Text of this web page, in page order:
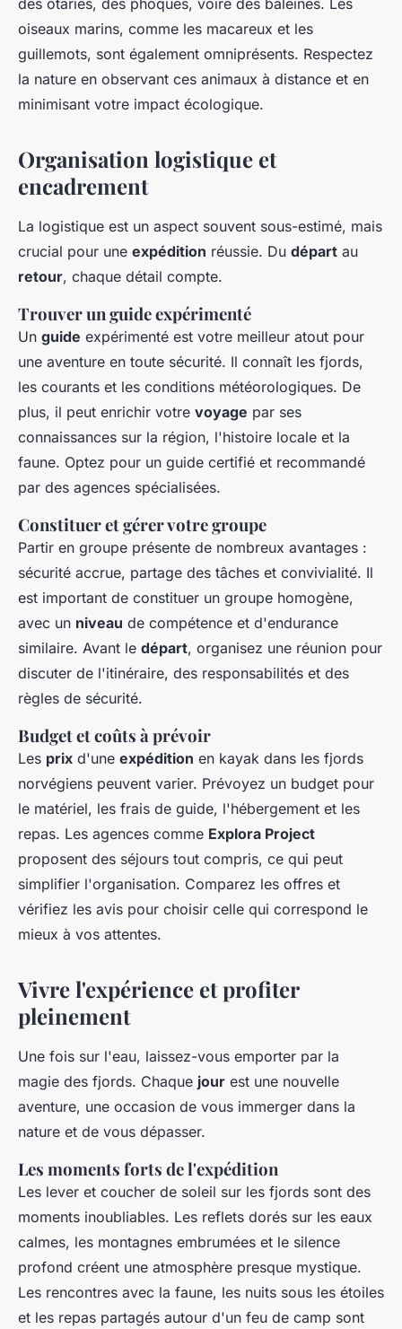
oiseaux marins, comme les macareux et les
guillemots, sont également omniprésents. Respectez
la nature en observant ces animaux à distance et en
minimisant votre impact écologique.
Organisation logistique et
encadrement
La logistique est un aspect souvent sous-estimé, mais
crucial pour une expédition réussie. Du départ au
retour, chaque détail compte.
Trouver un guide expérimenté
Un guide expérimenté est votre meilleur atout pour
une aventure en toute sécurité. Il connaît les fjords,
les courants et les conditions météorologiques. De
plus, il peut enrichir votre voyage par ses
connaissances sur la région, l'histoire locale et la
faune. Optez pour un guide certifié et recommandé
par des agences spécialisées.
Constituer et gérer votre groupe
Partir en groupe présente de nombreux avantages :
sécurité accrue, partage des tâches et convivialité. Il
est important de constituer un groupe homogène,
avec un niveau de compétence et d'endurance
similaire. Avant le départ, organisez une réunion pour
discuter de l'itinéraire, des responsabilités et des
règles de sécurité.
Budget et coûts à prévoir
Les prix d'une expédition en kayak dans les fjords
norvégiens peuvent varier. Prévoyez un budget pour
le matériel, les frais de guide, l'hébergement et les
repas. Les agences comme Explora Project
proposent des séjours tout compris, ce qui peut
simplifier l'organisation. Comparez les offres et
vérifiez les avis pour choisir celle qui correspond le
mieux à vos attentes.
Vivre l'expérience et profiter
pleinement
Une fois sur l'eau, laissez-vous emporter par la
magie des fjords. Chaque jour est une nouvelle
aventure, une occasion de vous immerger dans la
nature et de vous dépasser.
Les moments forts de l'expédition
Les lever et coucher de soleil sur les fjords sont des
moments inoubliables. Les reflets dorés sur les eaux
calmes, les montagnes embrumées et le silence
profond créent une atmosphère presque mystique.
Les rencontres avec la faune, les nuits sous les étoiles
et les repas partagés autour d'un feu de camp sont